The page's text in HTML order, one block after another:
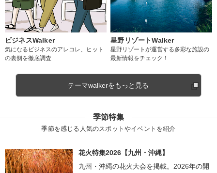
ビジネスWalker
気になるビジネスのアレコレ、ヒット
の裏側を徹底調査
星野リゾートWalker
星野リゾートが運営する多彩な施設の
最新情報をチェック！
テーマwalkerをもっと見る
季節特集
季節を感じる人気のスポットやイベントを紹介
花火特集2026【九州・沖縄】
九州・沖縄の花火大会を掲載。2026年の開